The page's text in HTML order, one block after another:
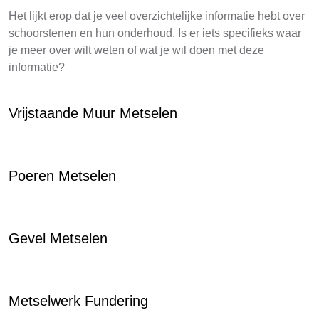
Het lijkt erop dat je veel overzichtelijke informatie hebt over
schoorstenen en hun onderhoud. Is er iets specifieks waar
je meer over wilt weten of wat je wil doen met deze
informatie?
Vrijstaande Muur Metselen
Poeren Metselen
Gevel Metselen
Metselwerk Fundering